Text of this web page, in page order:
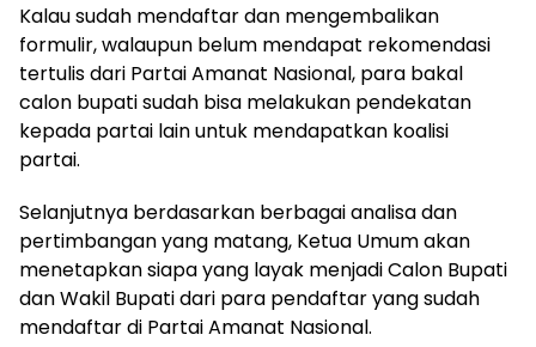
Kalau sudah mendaftar dan mengembalikan
formulir, walaupun belum mendapat rekomendasi
tertulis dari Partai Amanat Nasional, para bakal
calon bupati sudah bisa melakukan pendekatan
kepada partai lain untuk mendapatkan koalisi
partai.
Selanjutnya berdasarkan berbagai analisa dan
pertimbangan yang matang, Ketua Umum akan
menetapkan siapa yang layak menjadi Calon Bupati
dan Wakil Bupati dari para pendaftar yang sudah
mendaftar di Partai Amanat Nasional.